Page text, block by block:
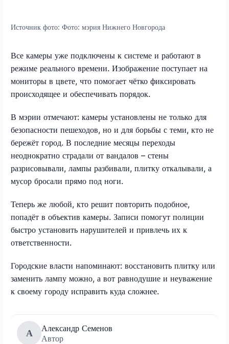
Источник фото: Фото: мэрия Нижнего Новгорода
Все камеры уже подключены к системе и работают в
режиме реального времени. Изображение поступает на
мониторы в цвете, что помогает чётко фиксировать
происходящее и обеспечивать порядок.
В мэрии отмечают: камеры установлены не только для
безопасности пешеходов, но и для борьбы с теми, кто не
бережёт город. В последние месяцы переходы
неоднократно страдали от вандалов – стены
разрисовывали, лампы разбивали, плитку откалывали, а
мусор бросали прямо под ноги.
Теперь же любой, кто решит повторить подобное,
попадёт в объектив камеры. Записи помогут полиции
быстро установить нарушителей и привлечь их к
ответственности.
Городские власти напоминают: восстановить плитку или
заменить лампу можно, а вот равнодушие и неуважение
к своему городу исправить куда сложнее.
А
Александр Семенов
Автор